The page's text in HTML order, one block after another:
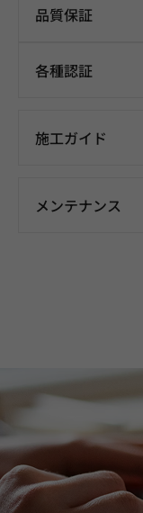
品質保証
各種認証
施工ガイド
メンテナンス